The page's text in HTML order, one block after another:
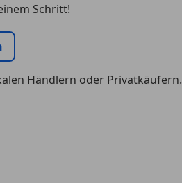
Schritt!
Händlern oder Privatkäufern.